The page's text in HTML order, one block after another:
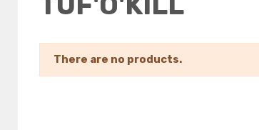
There are no products.